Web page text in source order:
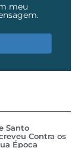
meu
Santo
Contra os
Época